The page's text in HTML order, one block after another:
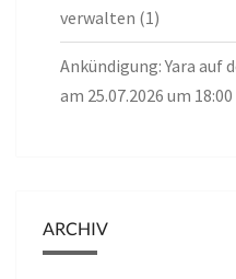
verwalten (1)
Ankündigung: Yara auf
am 25.07.2026 um 18:00
ARCHIV